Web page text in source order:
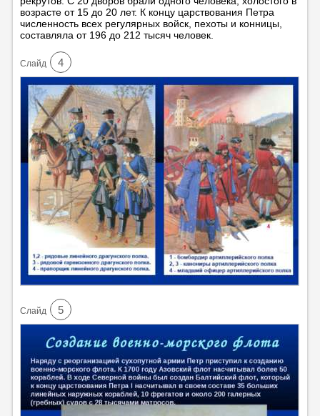
возрасте от 15 до 20 лет. К концу царствования Петра
численность всех регулярных войск, пехоты и конницы,
составляла от 196 до 212 тысяч человек.
Cлайд 4
Cлайд 5